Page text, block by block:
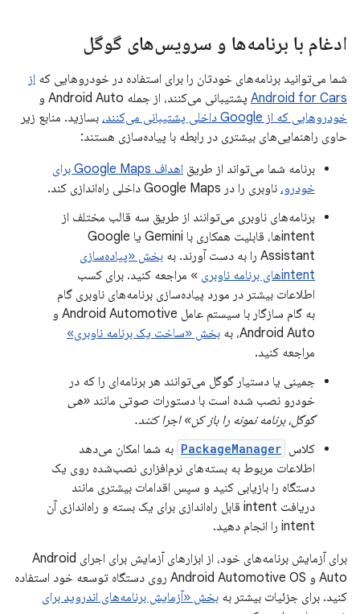
ادغام با برنامه‌ها و سرویس‌های گوگل
شما می‌توانید برنامه‌های خودتان را برای استفاده در خودروهایی که از
Android for Cars پشتیبانی می‌کنند، از جمله Android Auto و
خودروهایی که از Google داخلی پشتیبانی می‌کنند،
بسازید. منابع زیر
حاوی راهنمایی‌های بیشتری در رابطه با پیاده‌سازی هستند:
برنامه شما می‌تواند از طریق
اهداف Google Maps برای
خودرو، ناوبری را در Google Maps داخلی راه‌اندازی کند.
برنامه‌های ناوبری می‌توانند از طریق سه قالب مختلف از
intentها، قابلیت همکاری با Gemini یا Google
Assistant را به دست آورند. به
بخش «پیاده‌سازی
intentهای برنامه ناوبری
» مراجعه کنید. برای کسب
اطلاعات بیشتر در مورد پیاده‌سازی برنامه‌های ناوبری گام
به گام سازگار با سیستم عامل Android Automotive و
Android Auto، به
بخش «ساخت یک برنامه ناوبری»
مراجعه کنید.
جمینی یا دستیار گوگل می‌توانند هر برنامه‌ای را که در
خودرو نصب شده است با دستورات صوتی مانند «هی
گوگل، برنامه نمونه را باز کن» اجرا کنند.
کلاس PackageManager به شما امکان می‌دهد
اطلاعات مربوط به بسته‌های نرم‌افزاری نصب‌شده روی یک
دستگاه را بازیابی کنید و سپس اقدامات بیشتری مانند
دریافت intent قابل راه‌اندازی برای یک بسته و راه‌اندازی آن
intent را انجام دهید.
برای آزمایش برنامه‌های خود، از ابزارهای آزمایش برای اجرای Android
Auto و Android Automotive OS روی دستگاه توسعه خود استفاده
کنید. برای جزئیات بیشتر به بخش «آزمایش برنامه‌های اندروید برای